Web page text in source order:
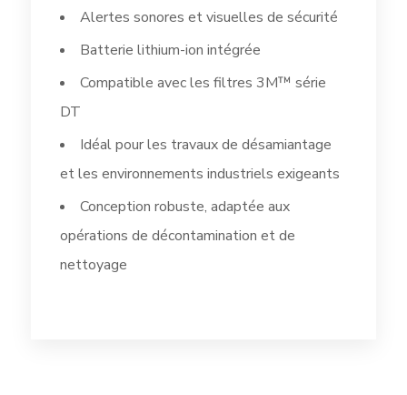
Alertes sonores et visuelles de sécurité
Batterie lithium-ion intégrée
Compatible avec les filtres 3M™ série
DT
Idéal pour les travaux de désamiantage
et les environnements industriels exigeants
Conception robuste, adaptée aux
opérations de décontamination et de
nettoyage